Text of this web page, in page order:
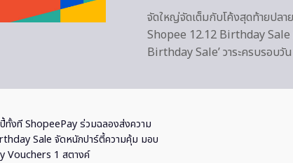
จัดใหญ่จัดเต็มกับโค้งสุดท้ายปล
Shopee 12.12 Birthday Sale
Birthday Sale’ วาระครบรอบ
ทั้งที ShopeePay ร่วมฉลองส่งความ
Sale จัดหนักปาร์ตี้ความคุ้ม มอบ
Vouchers 1 สตางค์